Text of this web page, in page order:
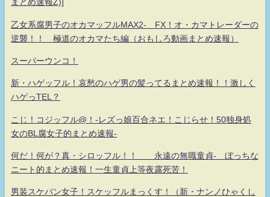
まとめ速報Z)]
乙女系腐男子のオカマッフルMAX2- FX！オ・カマトレーダーの
逆襲！！ 極道のオカマたち編（おもしろ動画まとめ速報）
スーパーウンコ！
新・ハゲッフル！哀愁のハゲ男の髪ってるまとめ速報！！激しく
ハゲっTEL？
こじ！コジッフル@！-レズっ娘百合ネエ！こじらせ！50独身処
女のBL腐女子的まとめ速報-
何だ！何が？真・シロッフル！！ 永遠の無職童貞- ぼっちな
ニート的まとめ速報！一生童貞上等夜露死苦！
男装スケバン女子！スケッフルまっくす！（新・ナンノひゃくし